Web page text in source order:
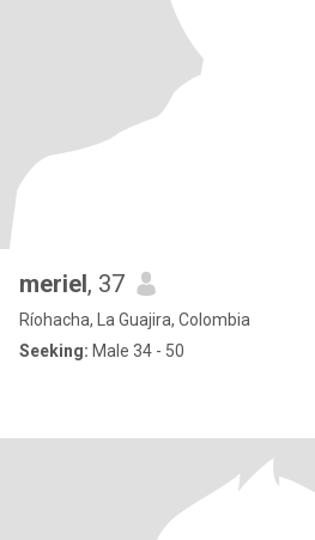
meriel, 37
Ríohacha, La Guajira, Colombia
Seeking: Male 34 - 50